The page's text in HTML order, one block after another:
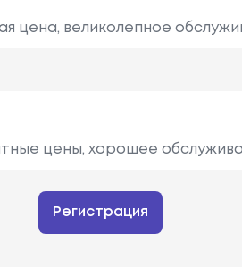
цена, великолепное
цены, хорошее
Регистрация